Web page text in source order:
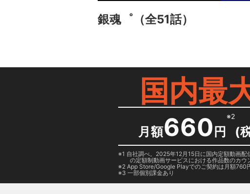
銀魂゜ （全51話）
国内最
月額660 円
※2
(
1 自社調べ。2025年12月15日に国内定額動画
の定額制動画サービスにおける作品数のカウ
2 App Store/Google Playでのご契約は月額760
3 一部個別課金あり